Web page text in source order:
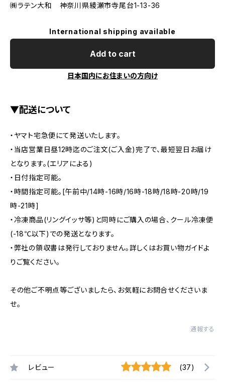
㈱ラテン大和 神奈川県綾瀬市寺尾台1-13-36
International shipping available
Add to cart
日本国内にお住まいの方向け
▼配送について
・ヤマト宅急便にて発送いたします。
・当店営業日昼12時迄のご注文(ご入金)完了で、最短翌日お届け
となります。(エリアによる)
・日付指定可能。
・時間指定可能。[午前中/14時-16時/16時-18時/18時-20時/19
時-21時]
・冷凍商品(リングイッサ等)と同時にご購入の場合、クール冷凍便
(-18℃以下)での発送となります。
・弊社の領収書は発行しておりません。詳しくはお買い物ガイドよ
りご覧ください。
その他ご不明点等ございましたら、お気軽にお問合せくださいま
せ。
通報する
レビュー (37)